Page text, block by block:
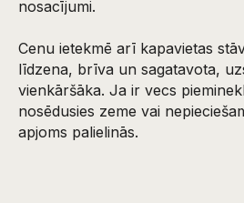
nosacījumi.
Cenu ietekmē arī kapavietas
līdzena, brīva un sagatavota,
vienkāršāka. Ja ir vecs
nosēdusies zeme vai
apjoms palielinās.